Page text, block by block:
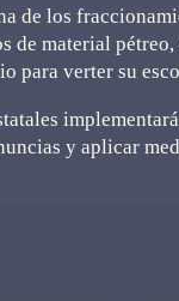
de los
de material
para verter su
y aplicar